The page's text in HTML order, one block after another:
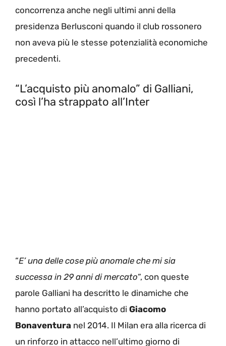
concorrenza anche negli ultimi anni della
presidenza Berlusconi quando il club rossonero
non aveva più le stesse potenzialità economiche
precedenti.
“L’acquisto più anomalo” di Galliani,
così l’ha strappato all’Inter
“E’ una delle cose più anomale che mi sia
successa in 29 anni di mercato“, con queste
parole Galliani ha descritto le dinamiche che
hanno portato all’acquisto di Giacomo
Bonaventura nel 2014. Il Milan era alla ricerca di
un rinforzo in attacco nell’ultimo giorno di